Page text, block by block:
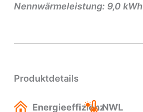
Nennwärmeleistung: 9,0 kWh
Produktdetails
EnergieeffizienzNWL